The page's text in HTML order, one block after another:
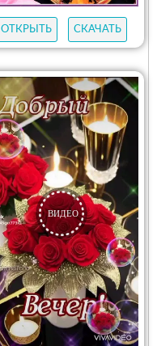
ОТКРЫТЬ СКАЧАТЬ